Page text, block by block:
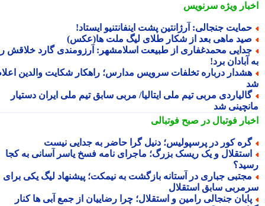
ویژهسرنویس
جنجالی: آرژانتین پشت اینفانتنیو ایستاد!
ماهی بعد از شکار طلای لیگ ملت ها(عکس)
محمدغفاری از طبیعت اسلامشهر: آرزومندی گارد خلاقش را
آبادان برد!
درباره تخلفات سرویس مدارس؛ راهکار شکایت والدین اعلام
مربی تیم ملی ایتالیا/ مربی سابق تیم ملی ایران دستیار
شد
فوتبال در صبح فوتبالی
کور در پرسپولیس؛ دنیل گرا حاضر به جدایی نیست
و یک ریسک بزرگ؛ ماجرای نامه فسخ یاسر آسانی به کجا
جباری در آستانه بازگشت به نیمکت؛ پیشنهاد لیگ یکی برای
سابق استقلال
جنجالی رامین و استقلال؛ چرا رضاییان از جمع آبی ها کنار